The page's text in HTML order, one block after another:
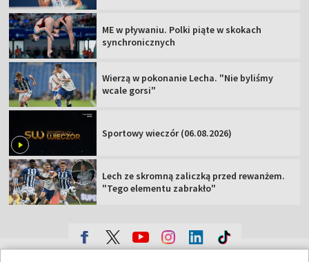
ME w pływaniu. Polki piąte w skokach
synchronicznych
Wierzą w pokonanie Lecha. "Nie byliśmy
wcale gorsi"
Sportowy wieczór (06.08.2026)
Lech ze skromną zaliczką przed rewanżem.
"Tego elementu zabrakło"